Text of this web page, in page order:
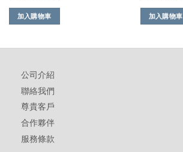
加入購物車 加入購物車
公司介紹
聯絡我們
尊貴客戶
合作夥伴
服務條款